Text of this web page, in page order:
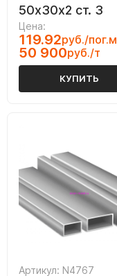
50х30х2 ст. 3
Цена:
119.92руб./пог.м
50 900руб./т
КУПИТЬ
Артикул: N4767